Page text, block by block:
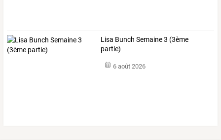
Lisa Bunch Semaine 3 (3ème
partie)
6 août 2026